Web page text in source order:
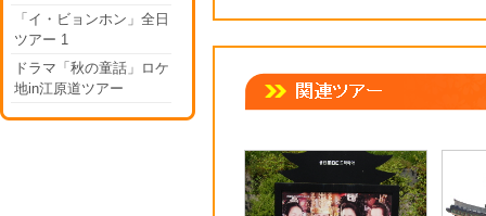
「イ・ビョンホン」全日
ツアー 1
ドラマ「秋の童話」ロケ
地in江原道ツアー